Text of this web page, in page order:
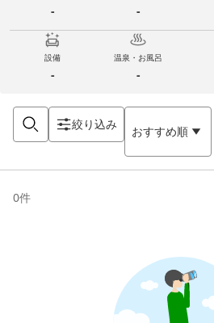
- -
設備
-
温泉・お風呂
-
絞り込み おすすめ順
0件